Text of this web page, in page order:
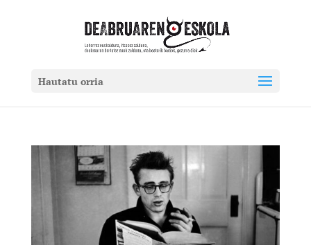
Hautatu orria